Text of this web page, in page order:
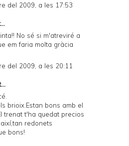
del 2009, a les 17:53
No sé si m'atreviré a
em faria molta gràcia
del 2009, a les 20:11
brioix.Estan bons amb el
trenat t'ha quedat precios
redonets
bons!